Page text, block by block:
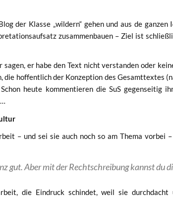
der Klas­se „wil­dern“ gehen und aus de
zusam­men­bau­en – Ziel ist
sagen, er habe den Text nicht ver­stan­den oder
die hof­fent­lich der Kon­zep­ti­on des Gesamt­tex­tes
heu­te kom­men­tie­ren die SuS gegen­sei­tig
– und sei sie auch noch so am The­ma vor­bei
gut. Aber mit der Recht­schrei­bung kannst du
die Ein­druck schin­det, weil sie